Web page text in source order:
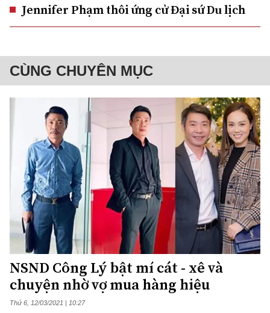
Jennifer Phạm thôi ứng cử Đại sứ Du lịch
CÙNG CHUYÊN MỤC
NSND Công Lý bật mí cát - xê và
chuyện nhờ vợ mua hàng hiệu
Thứ 6, 12/03/2021 | 10:27